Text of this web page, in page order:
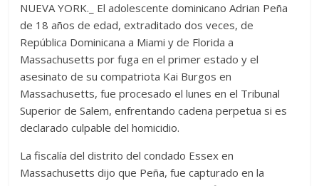
NUEVA YORK._ El adolescente dominicano Adrian Peña
de 18 años de edad, extraditado dos veces, de
República Dominicana a Miami y de Florida a
Massachusetts por fuga en el primer estado y el
asesinato de su compatriota Kai Burgos en
Massachusetts, fue procesado el lunes en el Tribunal
Superior de Salem, enfrentando cadena perpetua si es
declarado culpable del homicidio.
La fiscalía del distrito del condado Essex en
Massachusetts dijo que Peña, fue capturado en la